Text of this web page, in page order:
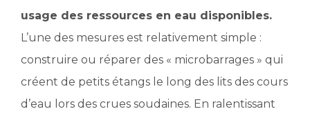
usage des ressources en eau disponibles.
L’une des mesures est relativement simple :
construire ou réparer des « microbarrages » qui
créent de petits étangs le long des lits des cours
d’eau lors des crues soudaines. En ralentissant